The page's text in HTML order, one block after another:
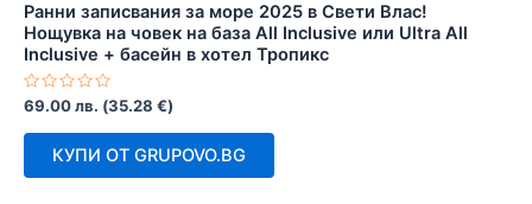
Ранни записвания за море 2025 в Свети Влас!
Нощувка на човек на база All Inclusive или Ultra All
Inclusive + басейн в хотел Тропикс
Оценено
0
69.00лв. (35.28 €)
КУПИ ОТ GRUPOVO.BG